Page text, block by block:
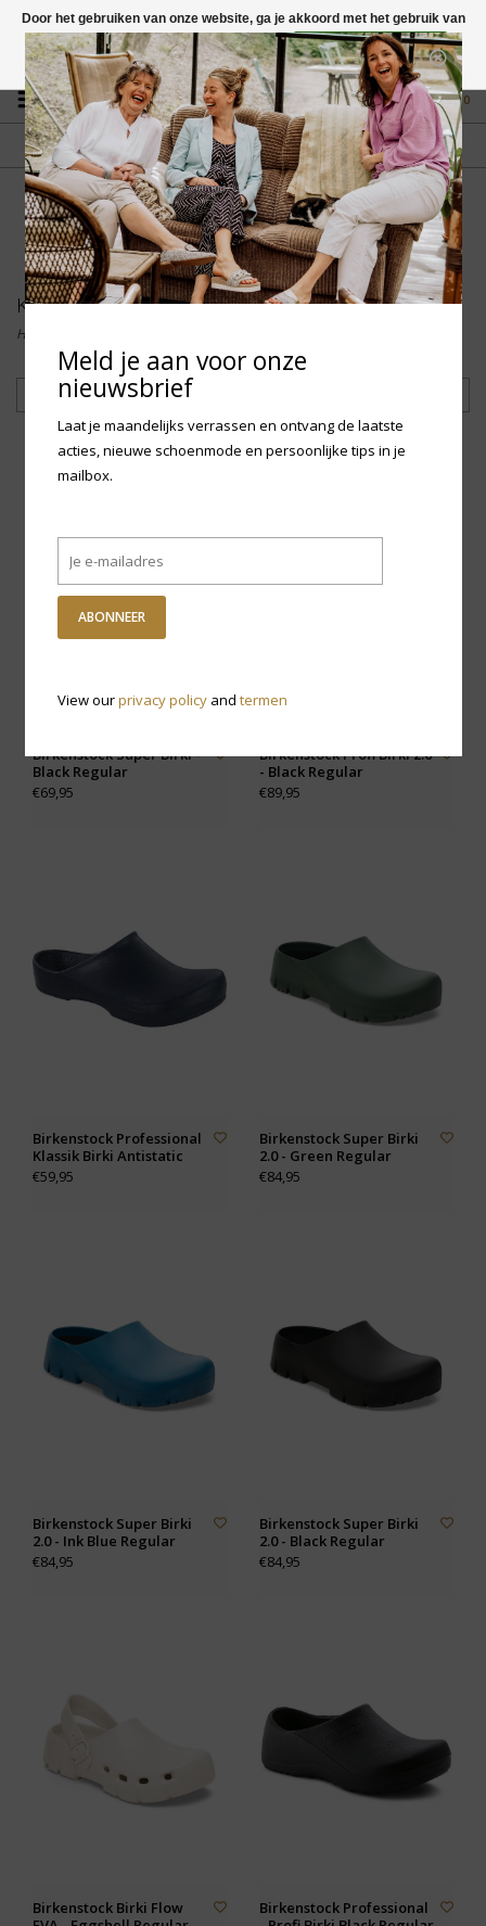
Vragen? App naar +31 58 250 1503
0
GRATIS VERZENDING NL
Vanaf € 75,-
FYSIEKE WINKEL
in Mantgum (frl)
fdad
Klompen
Home
Filteren
Birkenstock Super Birki -
Black Regular
€69,95
Birkenstock Profi Birki 2.0
- Black Regular
€89,95
Birkenstock Professional
Klassik Birki Antistatic
€59,95
Birkenstock Super Birki
2.0 - Green Regular
€84,95
Birkenstock Super Birki
2.0 - Ink Blue Regular
€84,95
Birkenstock Super Birki
2.0 - Black Regular
€84,95
Birkenstock Birki Flow
Birkenstock Professional
Door het gebruiken van onze website, ga je akkoord met het gebruik van
cookies om onze website te verbeteren.
Dit bericht verbergen
Meer over cookies »
Meld je aan voor onze
nieuwsbrief
Laat je maandelijks verrassen en ontvang de laatste
acties, nieuwe schoenmode en persoonlijke tips in je
mailbox.
ABONNEER
View ourprivacy policyand termen